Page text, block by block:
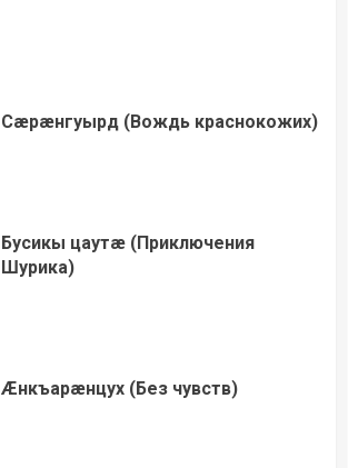
Сæрæнгуырд (Вождь краснокожих)
Бусикы цаутæ (Приключения
Шурика)
Æнкъарæнцух (Без чувств)